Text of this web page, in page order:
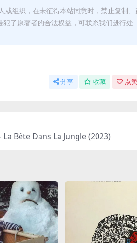
或组织，在未征得本站同意时，禁止复制、
了原著者的合法权益，可联系我们进行处
分享 收藏 点
La Bête Dans La Jungle (2023)